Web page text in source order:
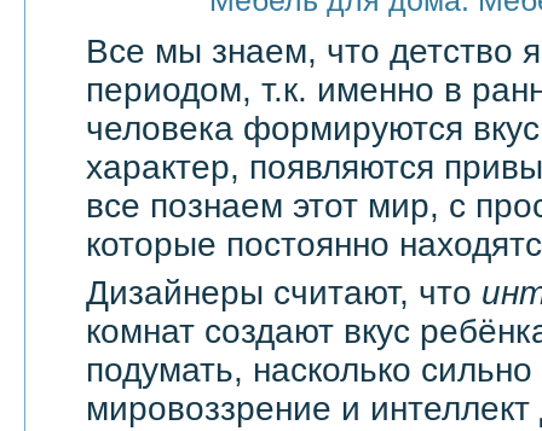
Все мы знаем, что детство
периодом, т.к. именно в
человека формируются
характер, появляются
все познаем этот мир, с
которые постоянно
Дизайнеры считают, что
комнат создают вкус
подумать, насколько сильно
мировоззрение и